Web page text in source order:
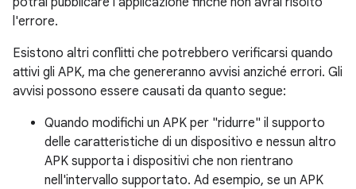
l'errore.
Esistono altri conflitti che potrebbero verificarsi quando
attivi gli APK, ma che genereranno avvisi anziché errori. Gli
avvisi possono essere causati da quanto segue:
Quando modifichi un APK per "ridurre" il supporto
delle caratteristiche di un dispositivo e nessun altro
APK supporta i dispositivi che non rientrano
nell'intervallo supportato. Ad esempio, se un APK